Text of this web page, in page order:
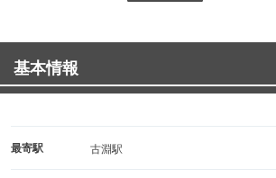
基本情報
最寄駅 古淵駅